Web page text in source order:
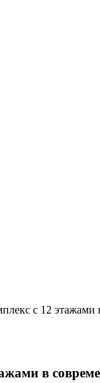
с 12 этажами
в